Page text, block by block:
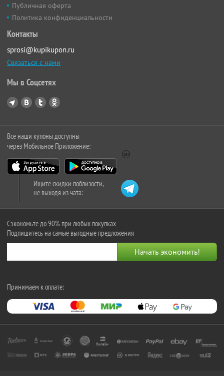
Публичная оферта
Политика конфиденциальности
Контакты
sprosi@kupikupon.ru
Связаться с нами
Мы в Соцсетях
Все наши купоны доступны
через Мобильное Приложение:
Ищите скидки поблизости,
не выходя из чата:
Сэкономьте до 90% при любых покупках
Подпишитесь на самые выгодные предложения
Принимаем к оплате: